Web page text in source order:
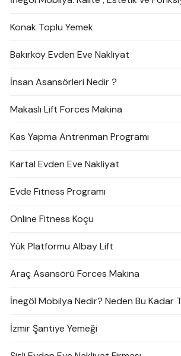
Konak Toplu Yemek
Bakırköy Evden Eve Nakliyat
İnsan Asansörleri Nedir ?
Makaslı Lift Forces Makina
Kas Yapma Antrenman Programı
Kartal Evden Eve Nakliyat
Evde Fitness Programı
Online Fitness Koçu
Yük Platformu Albay Lift
Araç Asansörü Forces Makina
İnegöl Mobilya Nedir? Neden Bu Kadar
İzmir Şantiye Yemeği